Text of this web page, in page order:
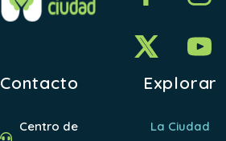
Contacto
Centro de
Explorar
La Ciudad